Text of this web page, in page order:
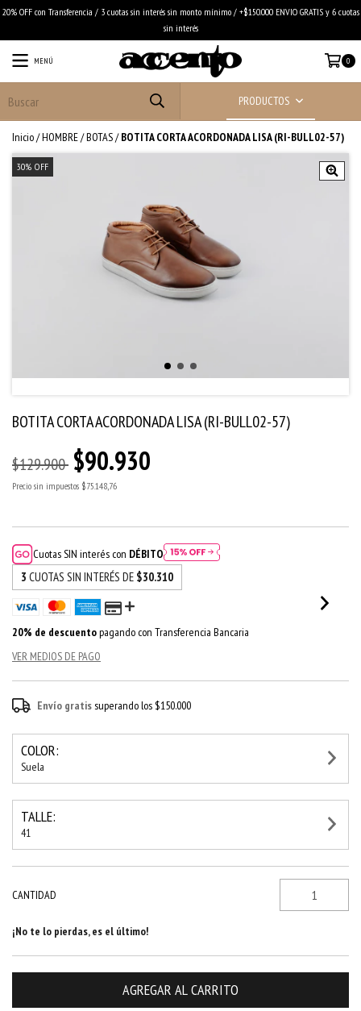
20% OFF con Transferencia / 3 cuotas sin interés sin monto mínimo / +$150.000 ENVIO GRATIS y 6 cuotas
sin interés
MENÚ 0
PRODUCTOS
Inicio/HOMBRE/BOTAS/ BOTITA CORTA ACORDONADA LISA (RI-BULL02-57)
30% OFF
BOTITA CORTA ACORDONADA LISA (RI-BULL02-57)
$129.900 $90.930
Precio sin impuestos $75.148,76
Cuotas SIN interés con DÉBITO
3 CUOTAS SIN INTERÉS DE $30.310
20% de descuentopagando con Transferencia Bancaria
VER MEDIOS DE PAGO
Envío gratissuperando los $150.000
COLOR:
Suela
TALLE:
41
CANTIDAD
¡No te lo pierdas, es el último!